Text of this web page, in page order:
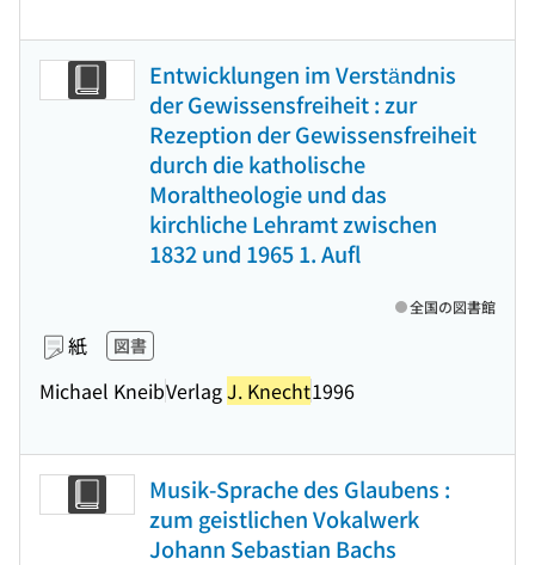
Entwicklungen im Verständnis
der Gewissensfreiheit : zur
Rezeption der Gewissensfreiheit
durch die katholische
Moraltheologie und das
kirchliche Lehramt zwischen
1832 und 1965 1. Aufl
紙 図書
Michael KneibVerlagJ. Knecht1996
全国の図書館
Musik-Sprache des Glaubens :
zum geistlichen Vokalwerk
Johann Sebastian Bachs